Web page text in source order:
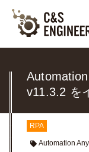
v11.3.2 を
RPA
Automation